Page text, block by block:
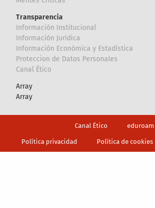
Transparencia
Información Institucional
Información Jurídica
Información Económica y Estadística
Proteccion de Datos Personales
Canal Ético
Array
Array
Canal Ético eduroam
Política privacidad Política de cookies